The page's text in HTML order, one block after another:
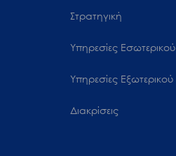
Στρατηγική
Υπηρεσίες Εσωτερικού
Υπηρεσίες Εξωτερικού
Διακρίσεις